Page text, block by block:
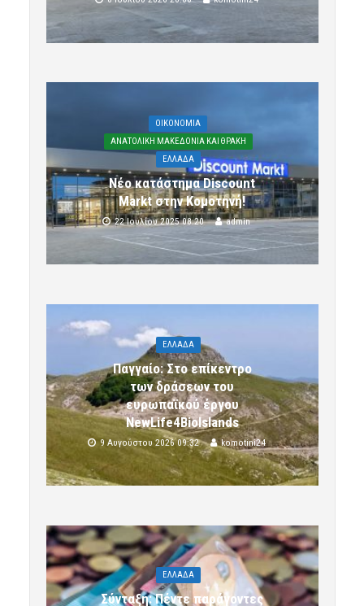
OIKONOMIA
ΑΝΑΤΟΛΙΚΗ ΜΑΚΕΔΟΝΙΑ ΚΑΙ ΘΡΑΚΗ
ΕΛΛΑΔΑ
Νέο κατάστημα Discount
Markt στην Κομοτηνή!
22 Ιουλίου 2025 08:20 admin
ΕΛΛΑΔΑ
Παγγαίο: Στο επίκεντρο
των δράσεων του
ευρωπαϊκού έργου
NewLife4BioIslands
9 Αυγούστου 2026 09:32 komotini24
ΕΛΛΑΔΑ
Σύνταξη: Πέντε παράγοντες